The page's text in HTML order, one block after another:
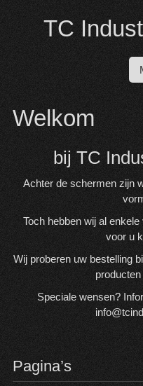
inhoud
TC
Welkom
bij TC
Achter de schermen zijn
Toch hebben wij al
voor u
Wij proberen uw bestelling
Speciale wensen?
Pagina’s